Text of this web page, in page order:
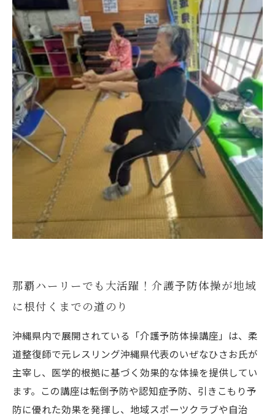
那覇ハーリーでも大活躍！介護予防体操が地域
に根付くまでの道のり
沖縄県内で展開されている「介護予防体操講座」は、柔
道整復師で元レスリング沖縄県代表のいぜなひさお氏が
主宰し、医学的根拠に基づく効果的な体操を提供してい
ます。この講座は転倒予防や認知症予防、引きこもり予
防に優れた効果を発揮し、地域スポーツクラブや自治